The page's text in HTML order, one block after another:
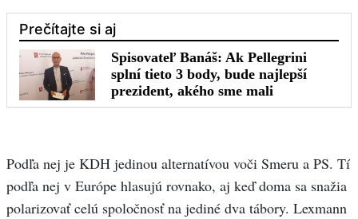
Podľa nej je KDH jedinou alternatívou voči Smeru a PS. Tí
podľa nej v Európe hlasujú rovnako, aj keď doma sa snažia
polarizovať celú spoločnosť na jediné dva tábory. Lexmann